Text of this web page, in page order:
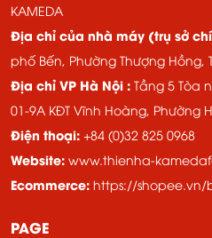
KAMEDA
Địa chỉ của nhà máy (trụ sở
phố Bến, Phường Thượng Hồng,
Địa chỉ VP Hà Nội : Tầng 5 Tòa
01-9A KĐT Vĩnh Hoàng, ​​Phường
Điện thoại: +84 (0)32 825 0968
Website: www.thienha-
Ecommerce: https://
PAGE